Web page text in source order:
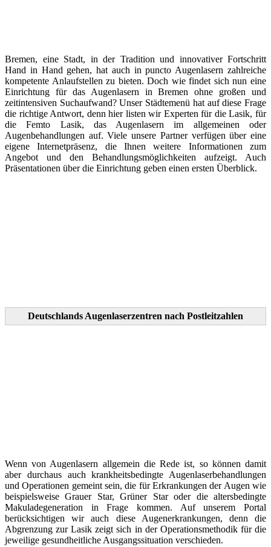
Bremen, eine Stadt, in der Tradition und innovativer Fortschritt
Hand in Hand gehen, hat auch in puncto Augenlasern zahlreiche
kompetente Anlaufstellen zu bieten. Doch wie findet sich nun eine
Einrichtung für das Augenlasern in Bremen ohne großen und
zeitintensiven Suchaufwand? Unser Städtemenü hat auf diese Frage
die richtige Antwort, denn hier listen wir Experten für die Lasik, für
die Femto Lasik, das Augenlasern im allgemeinen oder
Augenbehandlungen auf. Viele unsere Partner verfügen über eine
eigene Internetpräsenz, die Ihnen weitere Informationen zum
Angebot und den Behandlungsmöglichkeiten aufzeigt. Auch
Präsentationen über die Einrichtung geben einen ersten Überblick.
Deutschlands Augenlaserzentren nach Postleitzahlen
Wenn von Augenlasern allgemein die Rede ist, so können damit
aber durchaus auch krankheitsbedingte Augenlaserbehandlungen
und Operationen gemeint sein, die für Erkrankungen der Augen wie
beispielsweise Grauer Star, Grüner Star oder die altersbedingte
Makuladegeneration in Frage kommen. Auf unserem Portal
berücksichtigen wir auch diese Augenerkrankungen, denn die
Abgrenzung zur Lasik zeigt sich in der Operationsmethodik für die
jeweilige gesundheitliche Ausgangssituation verschieden.